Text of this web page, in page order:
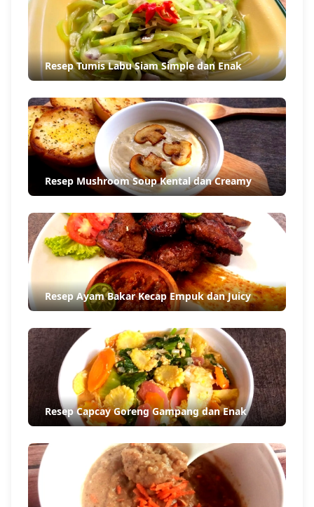
Resep Tumis Labu Siam Simple dan Enak
Resep Mushroom Soup Kental dan Creamy
Resep Ayam Bakar Kecap Empuk dan Juicy
Resep Capcay Goreng Gampang dan Enak